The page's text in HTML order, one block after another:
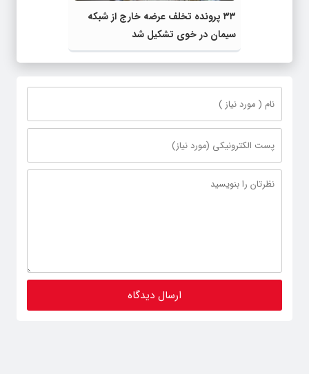
۳۳ پرونده تخلف عرضه خارج از شبکه
سیمان در خوی تشکیل شد